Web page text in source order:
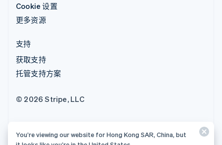
Cookie 设置
更多资源
支持
获取支持
托管支持方案
© 2026 Stripe, LLC
You’re viewing our website for Hong Kong SAR, China, but